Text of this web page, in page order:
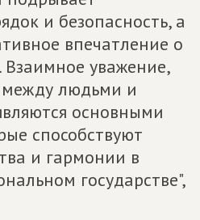
и безопасность, а
впечатление о
уважение,
между людьми и
основными
способствуют
и гармонии в
государстве",